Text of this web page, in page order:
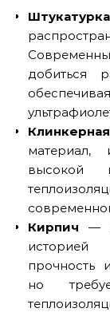
Штукатурка
добиться
материал,
высокой
Кирпич —
историей
прочность
но